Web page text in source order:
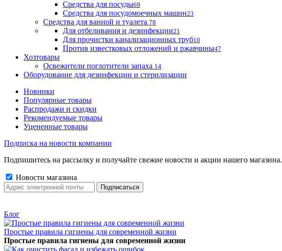
Средства для посуды69
Средства для посудомоечных машин23
Средства для ванной и туалета 78
Для отбеливания и дезинфекции21
Для прочистки канализационных труб10
Против известковых отложений и ржавчины47
Хозтовары
Освежители поглотители запаха 14
Оборудование для дезинфекции и стерилизации
Новинки
Популярные товары
Распродажи и скидки
Рекомендуемые товары
Уцененные товары
Подписка на новости компании
Подпишитесь на рассылку и получайте свежие новости и акции нашего магазина.
Новости магазина
Блог
Простые правила гигиены для современной жизни
Простые правила гигиены для современной жизни